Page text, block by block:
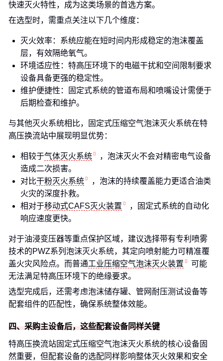
快速灭火特性，成为这类场景的首选方案。
在选型时，需重点关注以下几个维度：
灭火效率：系统应能在短时间内形成稳定的泡沫覆盖
层，有效隔绝氧气。
环境适应性：特高压环境下的电磁干扰和空间限制要求
设备具备更强的稳定性。
维护便捷性：固定式系统的管道布局和喷嘴设计需便于
后期检查和维护。
与其他灭火系统相比，固定式压缩空气泡沫灭火系统在特
高压换流站中展现明显优势：
相较于气体灭火系统
，泡沫灭火不会对精密电气设备
造成二次损害。
对比干粉灭火系统
，泡沫的持续覆盖能力更适合油类
火灾的深度扑救。
相对于移动式CAFS灭火装置
，固定式系统的自动化
响应速度更快。
对于油浸变压器等重点保护区域，建议选择带有专利喷雾
技术的PWZ系列泡沫灭火系统，其定向喷射能力可精准覆
盖火灾风险点。而普通工业压缩空气泡沫灭火装置
可能
无法满足特高压环境下的绝缘要求。
选型完成后，还需考虑泡沫储存罐、管网耐压测试设备等
配套组件的匹配性，确保系统整体效能。
四、采购主设备后，这些配套设备同样关键
特高压换流站固定式压缩空气泡沫灭火系统的核心设备固
然重要，但配套设备的选配同样影响整体灭火效果和安全